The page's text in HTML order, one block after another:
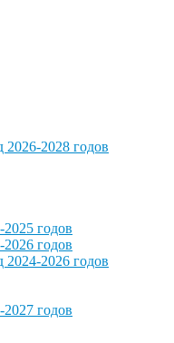
2028 годов
годов
годов
2026 годов
годов